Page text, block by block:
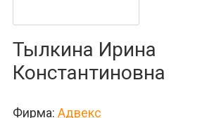
Тылкина Ирина
Константиновна
Фирма: Адвекс